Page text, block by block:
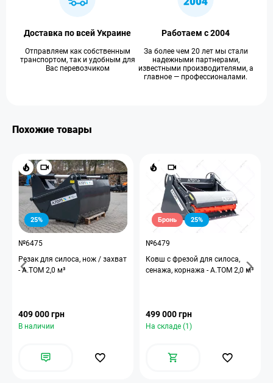
Доставка по всей Украине
Отправляем как собственным
транспортом, так и удобным для
Вас перевозчиком
Работаем с 2004
За более чем 20 лет мы стали
надежными партнерами,
известными производителями, а
главное — профессионалами.
Похожие товары
25%
№6475
Резак для силоса, нож / захват
- А.ТОМ 2,0 м³
409 000 грн
В наличии
Бронь 25%
№6479
Ковш с фрезой для силоса,
сенажа, корнажа - A.TOM 2,0 м³
499 000 грн
На складе (1)